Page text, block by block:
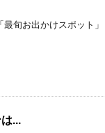
旬お出かけスポット」
...